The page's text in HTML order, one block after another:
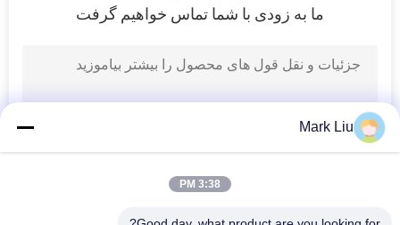
ما به زودی با شما تماس خواهیم گرفت
Mark Liu
3:38 PM